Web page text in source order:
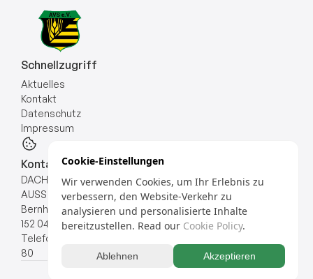
Schnellzugriff
Aktuelles
Kontakt
Datenschutz
Impressum
Kontakt
DACHVERBAND SÄCHSISCHER SPÄTAUSSIEDLER
AUSSIEDLERVERBAND SACHSEN e.V.
Bernhard-Göring-Straße
152 04277 Leipzig
Telefon +49 (0) 341/946 707
80
Cookie-Einstellungen
Wir verwenden Cookies, um Ihr Erlebnis zu
verbessern, den Website-Verkehr zu
analysieren und personalisierte Inhalte
bereitzustellen. Read our Cookie Policy.